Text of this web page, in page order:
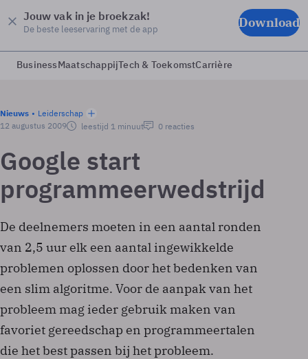
Jouw vak in je broekzak!
De beste leeservaring met de app Download
BusinessMaatschappijTech & ToekomstCarrière
Nieuws
Leiderschap
12 augustus 2009
leestijd 1 minuut 0 reacties
Google start
programmeerwedstrijd
De deelnemers moeten in een aantal ronden
van 2,5 uur elk een aantal ingewikkelde
problemen oplossen door het bedenken van
een slim algoritme. Voor de aanpak van het
probleem mag ieder gebruik maken van
favoriet gereedschap en programmeertalen
die het best passen bij het probleem.